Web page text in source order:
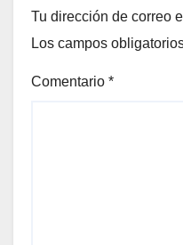
Tu dirección de correo
Los campos
Comentario *